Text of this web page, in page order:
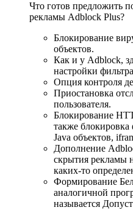
Что готов предложить
рекламы Adblock Plus?
Блокирование
объектов.
Как и у Adblock,
настройки
Опция контроля
Приостановка
пользователя.
Блокирование
также
Java объектов,
Дополнение
скрытия рекламы
каких-то
Формирование
аналогичной
называется